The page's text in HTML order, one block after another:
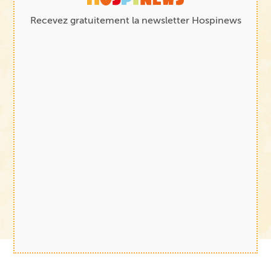
Recevez gratuitement la newsletter Hospinews